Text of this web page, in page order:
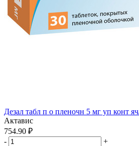
Дезал табл п о пленочн 5 мг уп конт
Актавис
754.90 ₽
-
+